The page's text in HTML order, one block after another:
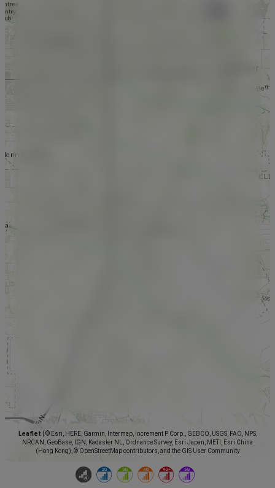
Leaflet
© Esri, HERE, Garmin, Intermap, increment P Corp., GEBCO, USGS, FAO, NPS,
NRCAN, GeoBase, IGN, Kadaster NL, Ordnance Survey, Esri Japan, METI, Esri China
(Hong Kong), © OpenStreetMap contributors, and the GIS User Community